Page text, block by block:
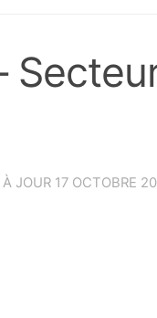
À JOUR 17 OCTOBRE